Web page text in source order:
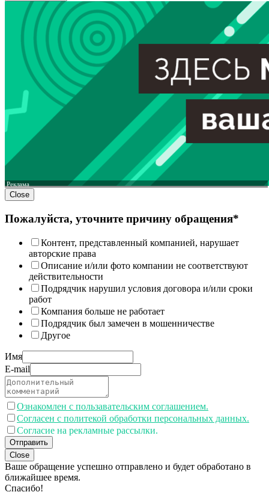
Реклама
Close
Пожалуйста, уточните причину обращения*
Контент, представленный компанией, нарушает
авторские права
Описание и/или фото компании не соответствуют
действительности
Подрядчик нарушил условия договора и/или сроки
работ
Компания больше не работает
Подрядчик был замечен в мошенничестве
Другое
Имя
E-mail
Ознакомлен с пользавательским соглашением.
Согласен с политекой обработки персональных данных.
Согласие на рекламные рассылки.
Отправить
Close
Ваше обращение успешно отправлено и будет обработано в
ближайшее время.
Спасибо!